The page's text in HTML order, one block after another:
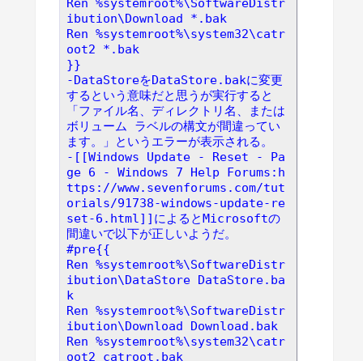
ibution\Download *.bak
Ren %systemroot%\system32\catr
oot2 *.bak
}}
-DataStoreをDataStore.bakに変更
するという意味だと思うが実行すると
「ファイル名、ディレクトリ名、または
ボリューム ラベルの構文が間違ってい
ます。」というエラーが表示される。
-[[Windows Update - Reset - Pa
ge 6 - Windows 7 Help Forums:h
ttps://www.sevenforums.com/tut
orials/91738-windows-update-re
set-6.html]]によるとMicrosoftの
間違いで以下が正しいようだ。
#pre{{
Ren %systemroot%\SoftwareDistr
ibution\DataStore DataStore.ba
k
Ren %systemroot%\SoftwareDistr
ibution\Download Download.bak
Ren %systemroot%\system32\catr
oot2 catroot.bak